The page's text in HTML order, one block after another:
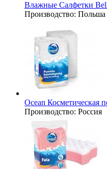
Влажные Салфетки
Производство: Польша
Ocean Косметическая
Производство: Россия